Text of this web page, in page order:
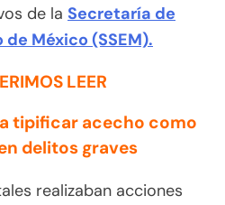
de la Secretaría de
México (SSEM).
LEER
tipificar acecho como
delitos graves
realizaban acciones